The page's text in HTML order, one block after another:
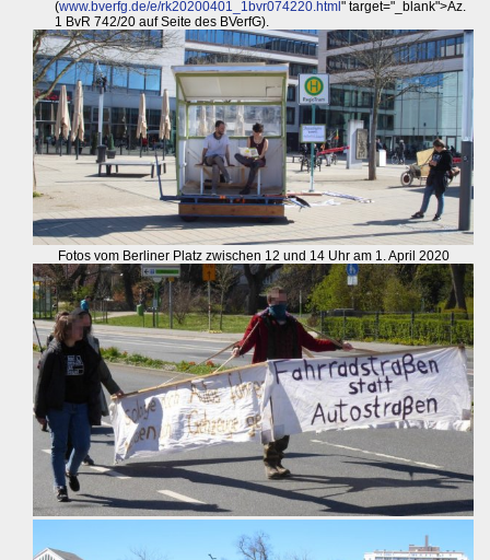
(www.bverfg.de/e/rk20200401_1bvr074220.html " target="_blank">Az.
1 BvR 742/20 auf Seite des BVerfG).
Fotos vom Berliner Platz zwischen 12 und 14 Uhr am 1. April 2020